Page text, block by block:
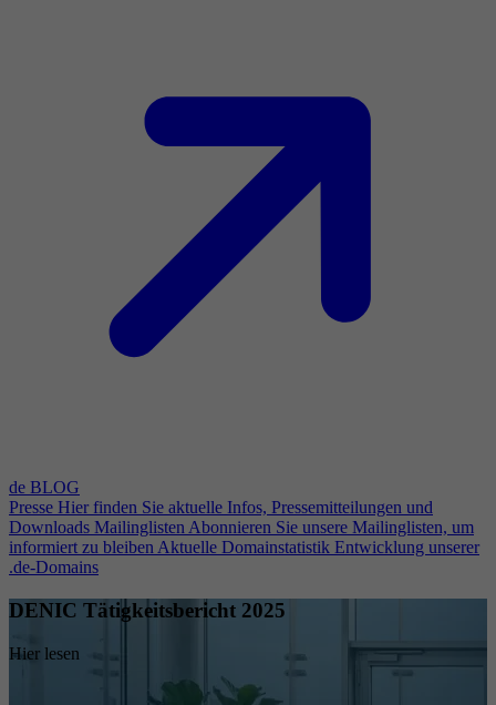
de BLOG
Presse Hier finden Sie aktuelle Infos, Pressemitteilungen und
Downloads Mailinglisten Abonnieren Sie unsere Mailinglisten, um
informiert zu bleiben Aktuelle Domainstatistik Entwicklung unserer
.de-Domains
DENIC Tätigkeitsbericht 2025
Hier lesen